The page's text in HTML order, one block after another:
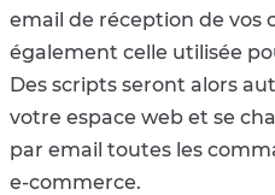
email de réception de vos
également celle utilisée
Des scripts seront alors
votre espace web et se
par email toutes les
e-commerce.